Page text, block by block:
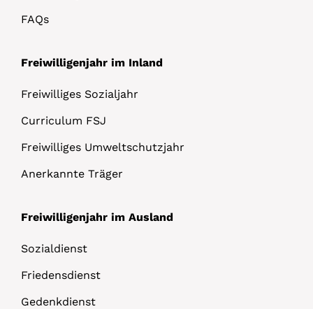
FAQs
Freiwilligenjahr im Inland
Freiwilliges Sozialjahr
Curriculum FSJ
Freiwilliges Umweltschutzjahr
Anerkannte Träger
Freiwilligenjahr im Ausland
Sozialdienst
Friedensdienst
Gedenkdienst